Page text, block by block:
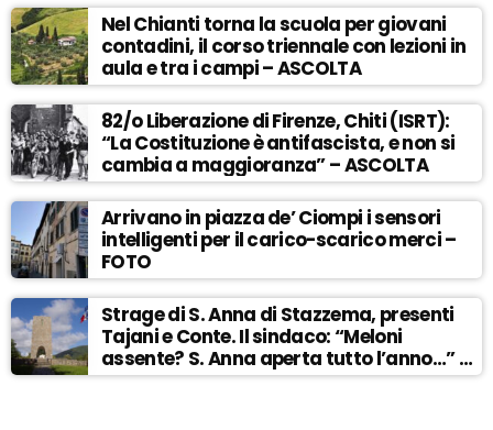
Nel Chianti torna la scuola per giovani
contadini, il corso triennale con lezioni in
aula e tra i campi – ASCOLTA
82/o Liberazione di Firenze, Chiti (ISRT):
“La Costituzione è antifascista, e non si
cambia a maggioranza” – ASCOLTA
Arrivano in piazza de’ Ciompi i sensori
intelligenti per il carico-scarico merci –
FOTO
Strage di S. Anna di Stazzema, presenti
Tajani e Conte. Il sindaco: “Meloni
assente? S. Anna aperta tutto l’anno…” –
ASCOLTA